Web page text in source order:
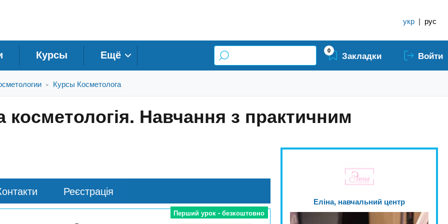
укр | рус
Курсы Ещё 0 Закладки Войти
» Курсы Косметолога
Навчання з практичним
Реєстрація
Перший урок - безкоштовно
Еліна, навчальний центр